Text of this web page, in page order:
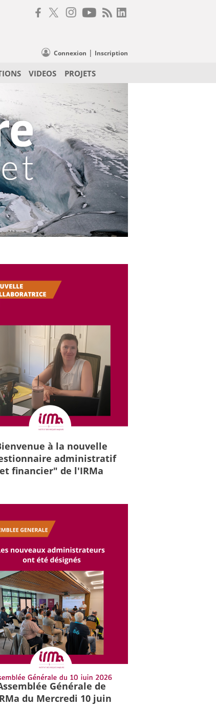
Connexion | Inscription
VIDEOS PROJETS
à la nouvelle
administratif
et financier" de l'IRMa
Générale de
du Mercredi 10 juin